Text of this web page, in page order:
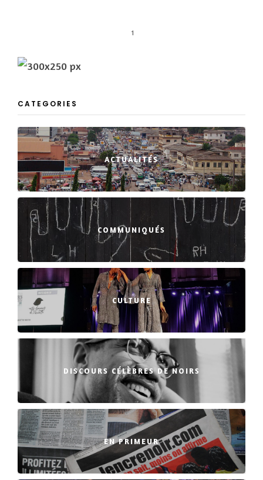
1
CATEGORIES
ACTUALITÉS
COMMUNIQUÉS
CULTURE
DISCOURS CÉLÈBRES DE NOIRS
EN PRIMEUR